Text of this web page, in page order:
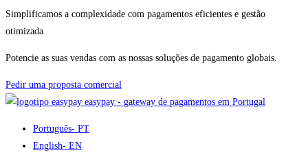
Simplificamos a complexidade com pagamentos eficientes e gestão
otimizada.
Potencie as suas vendas com as nossas soluções de pagamento globais.
Pedir uma proposta comercial
easypay - gateway de pagamentos em Portugal
Português- PT
English- EN